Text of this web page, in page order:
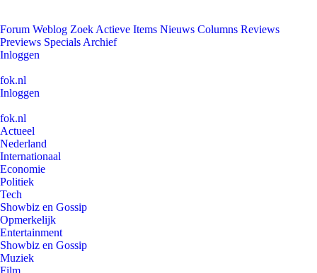
Forum Weblog Zoek Actieve Items Nieuws Columns Reviews
Previews Specials Archief
Inloggen
fok.nl
Inloggen
fok.nl
Actueel
Nederland
Internationaal
Economie
Politiek
Tech
Showbiz en Gossip
Opmerkelijk
Entertainment
Showbiz en Gossip
Muziek
Film